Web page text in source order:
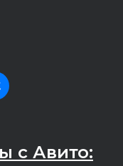
с Авито: